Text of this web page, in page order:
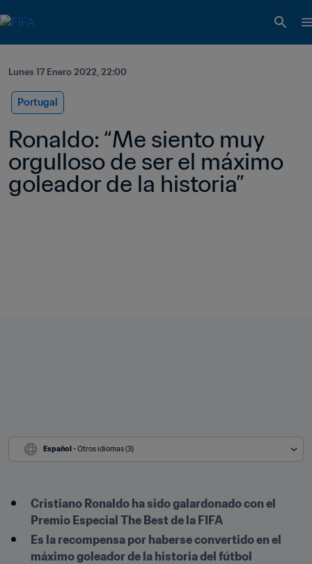
Lunes 17 Enero 2022, 22:00
Portugal
Ronaldo: “Me siento muy
orgulloso de ser el máximo
goleador de la historia”
Español - Otros idiomas (3)
Cristiano Ronaldo ha sido galardonado con el
Premio Especial The Best de la FIFA
Es la recompensa por haberse convertido en el
máximo goleador de la historia del fútbol